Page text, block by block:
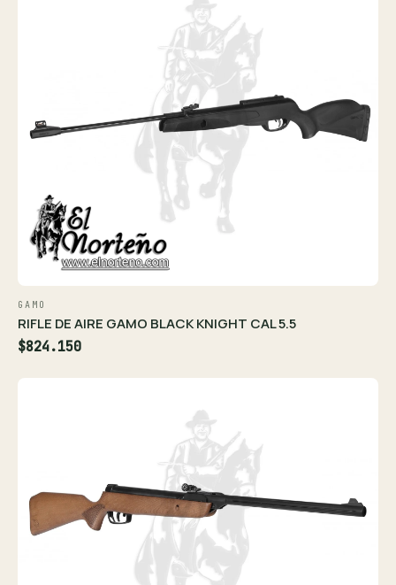
GAMO
RIFLE DE AIRE GAMO BLACK KNIGHT CAL 5.5
$824.150